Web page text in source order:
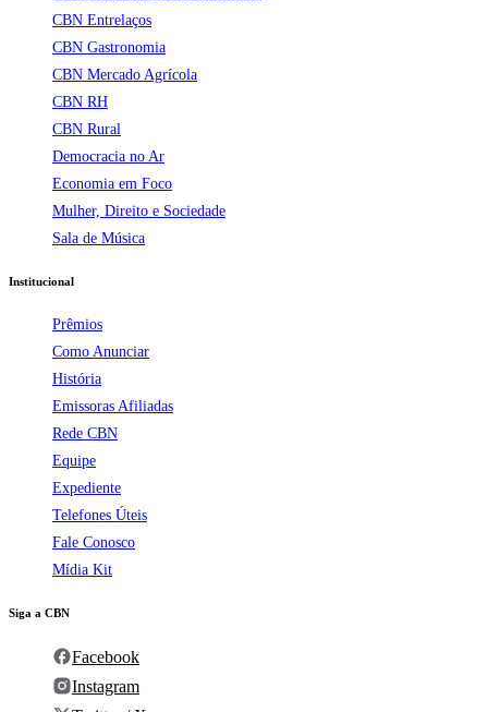
CBN Entrelaços
CBN Gastronomia
CBN Mercado Agrícola
CBN RH
CBN Rural
Democracia no Ar
Economia em Foco
Mulher, Direito e Sociedade
Sala de Música
Institucional
Prêmios
Como Anunciar
História
Emissoras Afiliadas
Rede CBN
Equipe
Expediente
Telefones Úteis
Fale Conosco
Mídia Kit
Siga a CBN
Facebook
Instagram